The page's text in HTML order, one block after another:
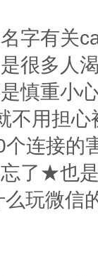
字有关
很多人
慎重小
不用担
连接的
了★也
玩微信